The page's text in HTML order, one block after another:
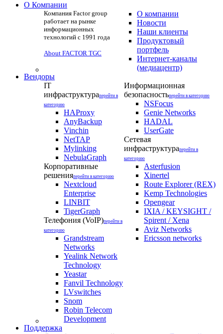
О Компании
Компания Factor group
работает на рынке
информационных
технологий с 1991 года
About FACTOR TGC
О компании
Новости
Наши клиенты
Продуктовый
портфель
Интернет-каналы
(медиацентр)
Вендоры
IT
инфраструктураперейти в
категорию
HAProxy
AnyBackup
Vinchin
NetTAP
Mylinking
NebulaGraph
Корпоративные
решенияперейти в категорию
Nextcloud
Enterprise
LINBIT
TigerGraph
Телефония (VoIP)перейти в
категорию
Grandstream
Networks
Yealink Network
Technology
Yeastar
Fanvil Technology
LVswitches
Snom
Robin Telecom
Development
Информационная
безопасностьперейти в категорию
NSFocus
Genie Networks
HADAL
UserGate
Сетевая
инфраструктураперейти в
категорию
Asterfusion
Xinertel
Route Explorer (REX)
Kemp Technologies
Opengear
IXIA / KEYSIGHT /
Spirent / Xena
Aviz Networks
Ericsson networks
Поддержка